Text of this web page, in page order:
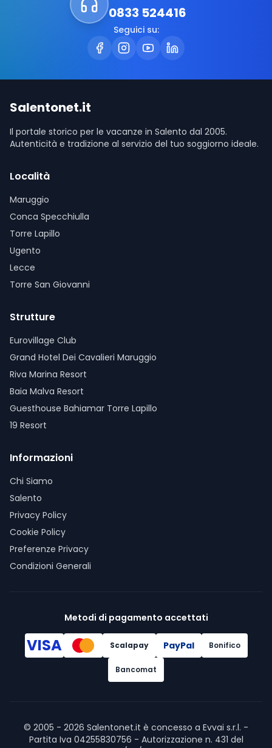
0833 524416
Seguici su:
Salentonet.it
Il portale storico per le vacanze in Salento dal 2005.
Autenticità e tradizione al servizio del tuo soggiorno ideale.
Località
Maruggio
Conca Specchiulla
Torre Lapillo
Ugento
Lecce
Torre San Giovanni
Strutture
Eurovillage Club
Grand Hotel Dei Cavalieri Maruggio
Riva Marina Resort
Baia Malva Resort
Guesthouse Bahiamar Torre Lapillo
19 Resort
Informazioni
Chi Siamo
Salento
Privacy Policy
Cookie Policy
Preferenze Privacy
Condizioni Generali
Metodi di pagamento accettati
VISA Scalapay PayPal Bonifico
Bancomat
© 2005 - 2026 Salentonet.it è concesso a Evvai s.r.l. -
Partita Iva 04255830756 - Autorizzazione n. 431 del